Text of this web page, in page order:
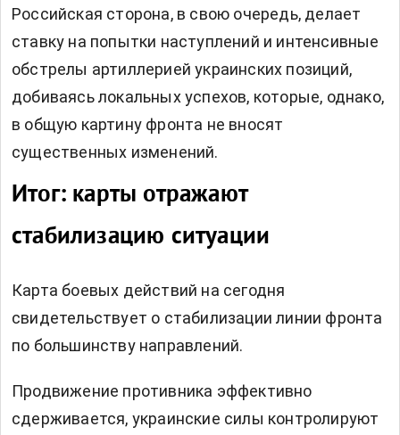
Российская сторона, в свою очередь, делает
ставку на попытки наступлений и интенсивные
обстрелы артиллерией украинских позиций,
добиваясь локальных успехов, которые, однако,
в общую картину фронта не вносят
существенных изменений.
Итог: карты отражают
стабилизацию ситуации
Карта боевых действий на сегодня
свидетельствует о стабилизации линии фронта
по большинству направлений.
Продвижение противника эффективно
сдерживается, украинские силы контролируют